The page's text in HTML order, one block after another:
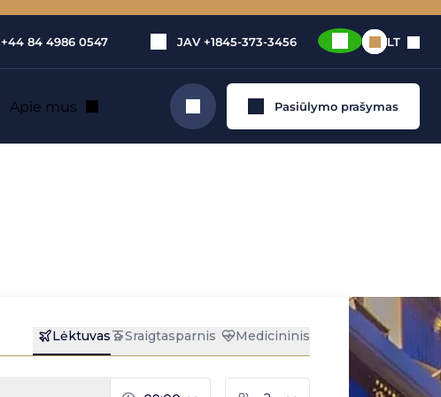
+44 84 4986 0547 JAV +1845-373-3456 LT
Apie mus Ieškoti Pasiūlymo prašymas